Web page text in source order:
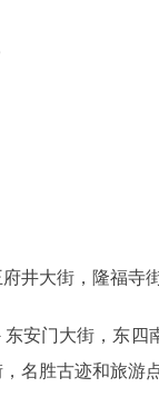
大街，隆福寺
门大街，东四
名胜古迹和旅游